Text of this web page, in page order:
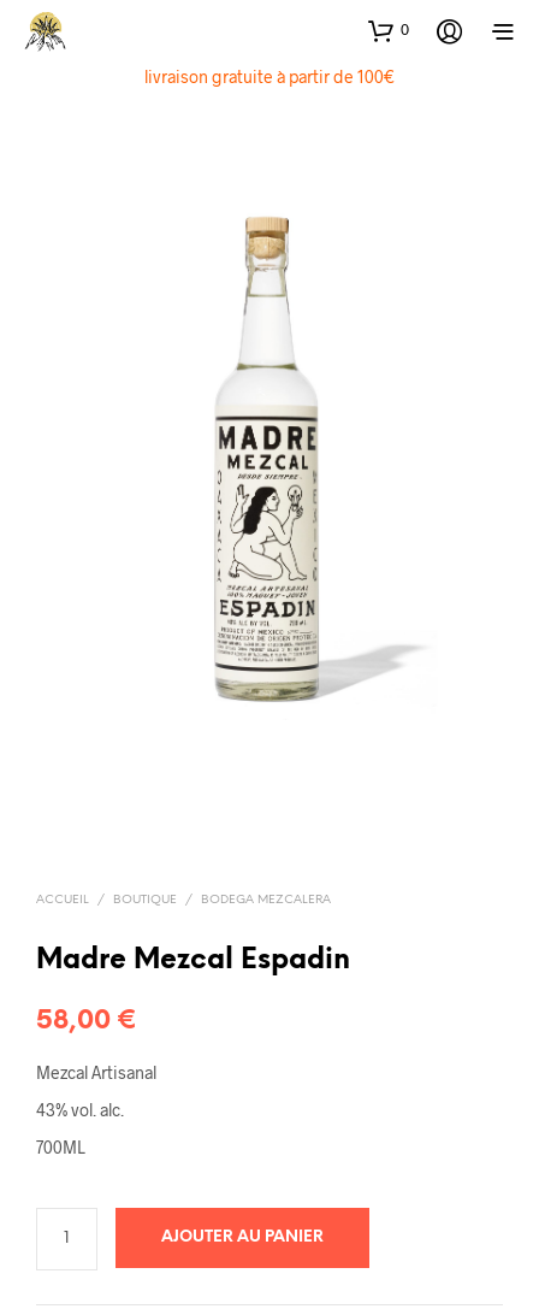
0
livraison gratuite à partir de 100€
ACCUEIL / BOUTIQUE / BODEGA MEZCALERA
Madre Mezcal Espadin
58,00 €
Mezcal Artisanal
43% vol. alc.
700ML
AJOUTER AU PANIER